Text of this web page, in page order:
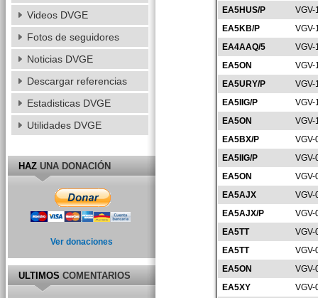
EA5HUS/P
VGV-
EA5KB/P
VGV-
EA4AAQ/5
VGV-
EA5ON
VGV-
EA5URY/P
VGV-
EA5IIG/P
VGV-
EA5ON
VGV-
EA5BX/P
VGV-
EA5IIG/P
VGV-
EA5ON
VGV-
EA5AJX
VGV-
EA5AJX/P
VGV-
EA5TT
VGV-
EA5TT
VGV-
EA5ON
VGV-
EA5XY
VGV-
Videos DVGE
Fotos de seguidores
Noticias DVGE
Descargar referencias
Estadisticas DVGE
Utilidades DVGE
HAZUNA DONACIÓN
Ver donaciones
ULTIMOSCOMENTARIOS